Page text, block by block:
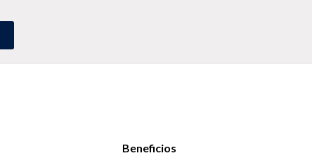
Beneficios